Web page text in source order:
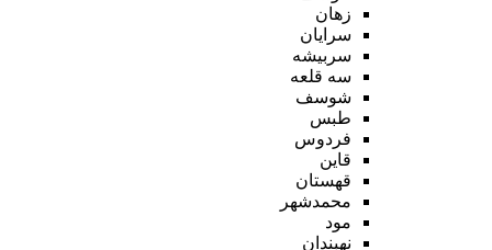
زهان
سرایان
سربیشه
سه قلعه
شوسف
طبس
فردوس
قاین
قهستان
محمدشهر
مود
نهبندان